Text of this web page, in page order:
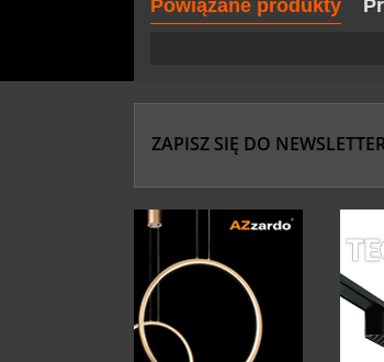
Powiązane produkty
ZAPISZ SIĘ DO